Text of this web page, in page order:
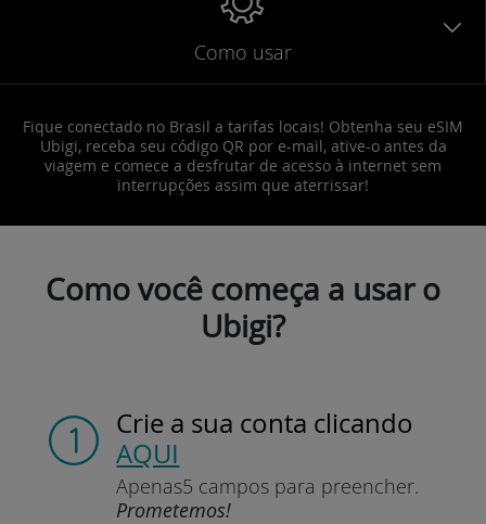
Como usar
Fique conectado no Brasil a tarifas locais! Obtenha seu eSIM
Ubigi, receba seu código QR por e-mail, ative-o antes da
viagem e comece a desfrutar de acesso à internet sem
interrupções assim que aterrissar!
Como você começa a usar o
Ubigi?
Crie a sua conta clicando
AQUI
Apenas5 campos para preencher.
Prometemos!